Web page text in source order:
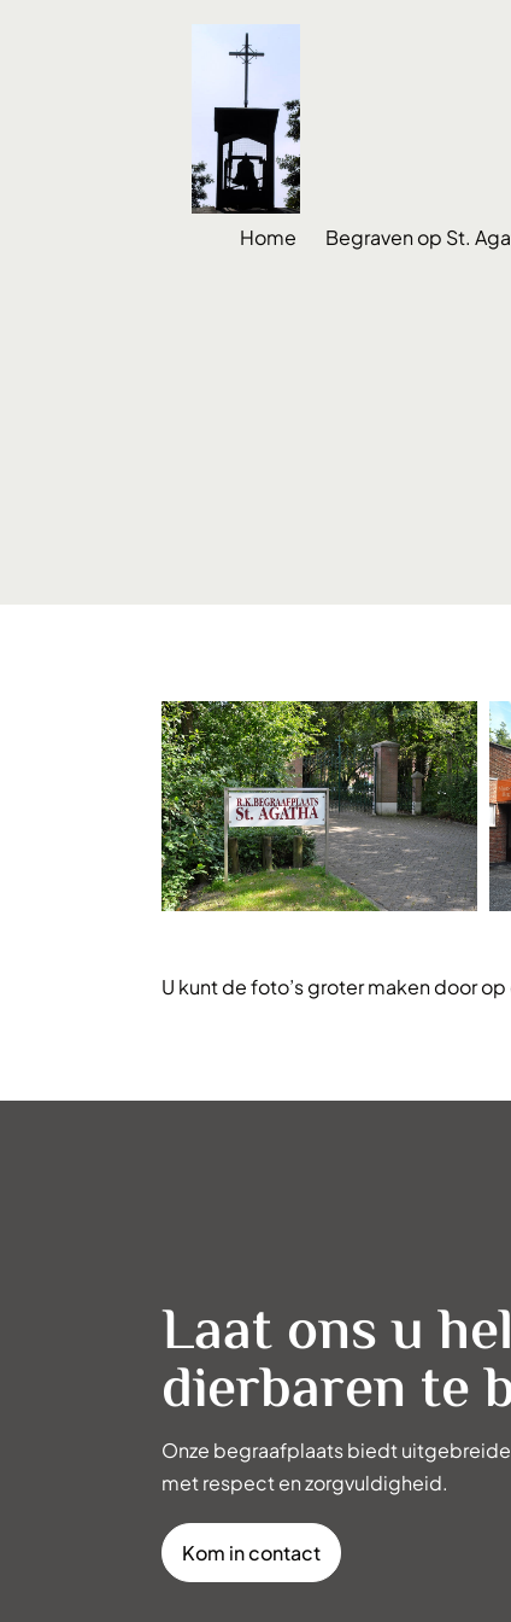
Home Begraven op St.
U kunt de foto’s groter maken door
Laat ons u
dierbaren te
Onze begraafplaats biedt
met respect en zorgvuldigheid.
Kom in contact